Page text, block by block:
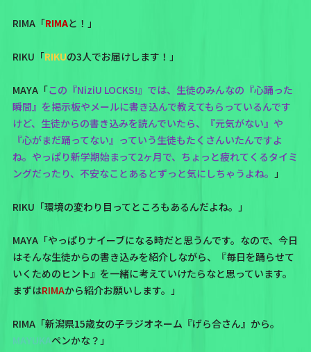
RIMA「RIMAと！」
RIKU「RIKUの3人でお届けします！」
MAYA「この『NiziU LOCKS!』では、生徒のみんなの『心踊った
瞬間』を掲示板やメールに書き込んで教えてもらっているんです
けど、生徒からの書き込みを読んでいたら、『元気がない』や
『心がまだ踊ってない』っていう生徒もたくさんいたんですよ
ね。やっぱり新学期始まって2ヶ月で、ちょっと疲れてくるタイミ
ングだったり、不安なことあるとずっと気にしちゃうよね。 」
RIKU「環境の変わり目ってところもあるんだよね。」
MAYA「やっぱりナイーブになる時だと思うんです。なので、今日
はそんな生徒からの書き込みを紹介しながら、『毎日を踊らせて
いくためのヒント』を一緒に考えていけたらなと思っています。
まずはRIMAから紹介お願いします。」
RIMA「新潟県15歳女の子ラジオネーム『げら合さん』から。
MAYUKAペンかな？」